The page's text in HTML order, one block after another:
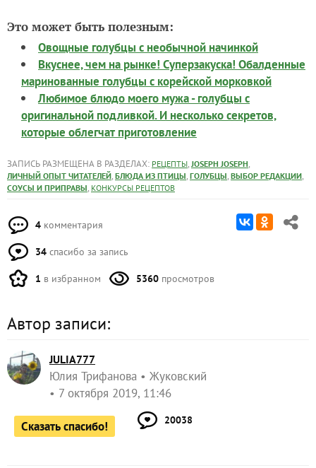
Это может быть полезным:
Овощные голубцы с необычной начинкой
Вкуснее, чем на рынке! Суперзакуска! Обалденные
маринованные голубцы с корейской морковкой
Любимое блюдо моего мужа - голубцы с
оригинальной подливкой. И несколько секретов,
которые облегчат приготовление
ЗАПИСЬ РАЗМЕЩЕНА В РАЗДЕЛАХ: РЕЦЕПТЫ, JOSEPH JOSEPH,
ЛИЧНЫЙ ОПЫТ ЧИТАТЕЛЕЙ, БЛЮДА ИЗ ПТИЦЫ, ГОЛУБЦЫ, ВЫБОР РЕДАКЦИИ,
СОУСЫ И ПРИПРАВЫ, КОНКУРСЫ РЕЦЕПТОВ
4 комментария
34 спасибо за запись
1 в избранном 5360 просмотров
Автор записи:
JULIA777
Юлия Трифанова
Жуковский
7 октября 2019, 11:46
Сказать спасибо! 20038